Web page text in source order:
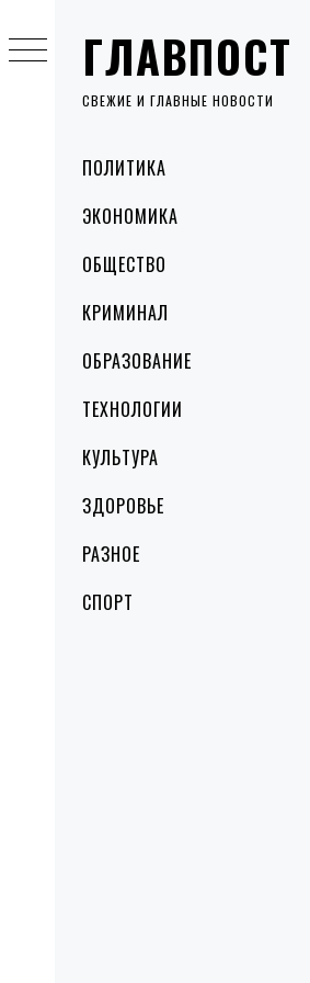
ГЛАВПОСТ
СВЕЖИЕ И ГЛАВНЫЕ НОВОСТИ
MenuПОЛИТИКА
ЭКОНОМИКА
ОБЩЕСТВО
КРИМИНАЛ
ОБРАЗОВАНИЕ
ТЕХНОЛОГИИ
КУЛЬТУРА
ЗДОРОВЬЕ
РАЗНОЕ
СПОРТ
to
content